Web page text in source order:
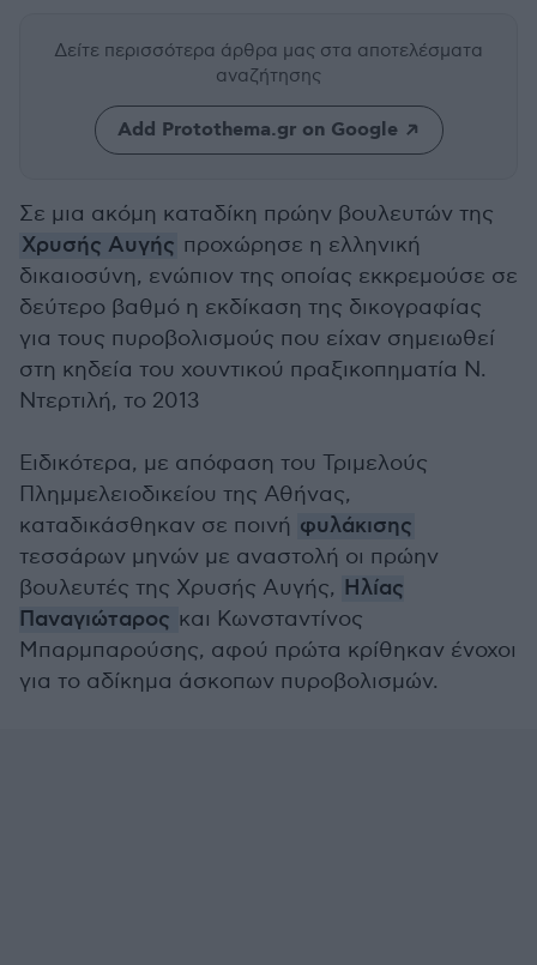
Δείτε περισσότερα άρθρα μας στα αποτελέσματα
αναζήτησης
Add Protothema.gr on Google
Σε μια ακόμη καταδίκη πρώην βουλευτών της
Χρυσής Αυγής προχώρησε η ελληνική
δικαιοσύνη, ενώπιον της οποίας εκκρεμούσε σε
δεύτερο βαθμό η εκδίκαση της δικογραφίας
για τους πυροβολισμούς που είχαν σημειωθεί
στη κηδεία του χουντικού πραξικοπηματία Ν.
Ντερτιλή, το 2013
Ειδικότερα, με απόφαση του Τριμελούς
Πλημμελειοδικείου της Αθήνας,
καταδικάσθηκαν σε ποινή φυλάκισης
τεσσάρων μηνών με αναστολή οι πρώην
βουλευτές της Χρυσής Αυγής, Ηλίας
Παναγιώταρος και Κωνσταντίνος
Μπαρμπαρούσης, αφού πρώτα κρίθηκαν ένοχοι
για το αδίκημα άσκοπων πυροβολισμών.